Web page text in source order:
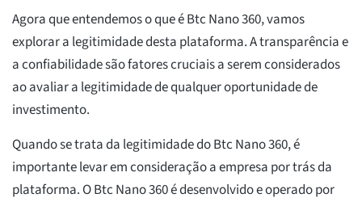
Agora que entendemos o que é Btc Nano 360, vamos
explorar a legitimidade desta plataforma. A transparência e
a confiabilidade são fatores cruciais a serem considerados
ao avaliar a legitimidade de qualquer oportunidade de
investimento.
Quando se trata da legitimidade do Btc Nano 360, é
importante levar em consideração a empresa por trás da
plataforma. O Btc Nano 360 é desenvolvido e operado por